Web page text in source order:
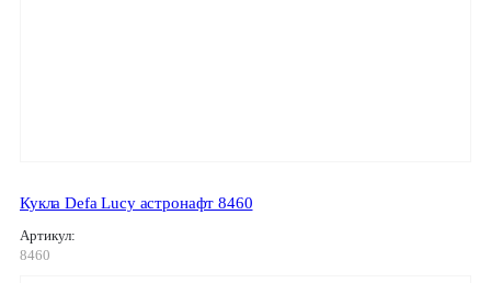
Кукла Defa Lucy астронафт 8460
Артикул:
8460